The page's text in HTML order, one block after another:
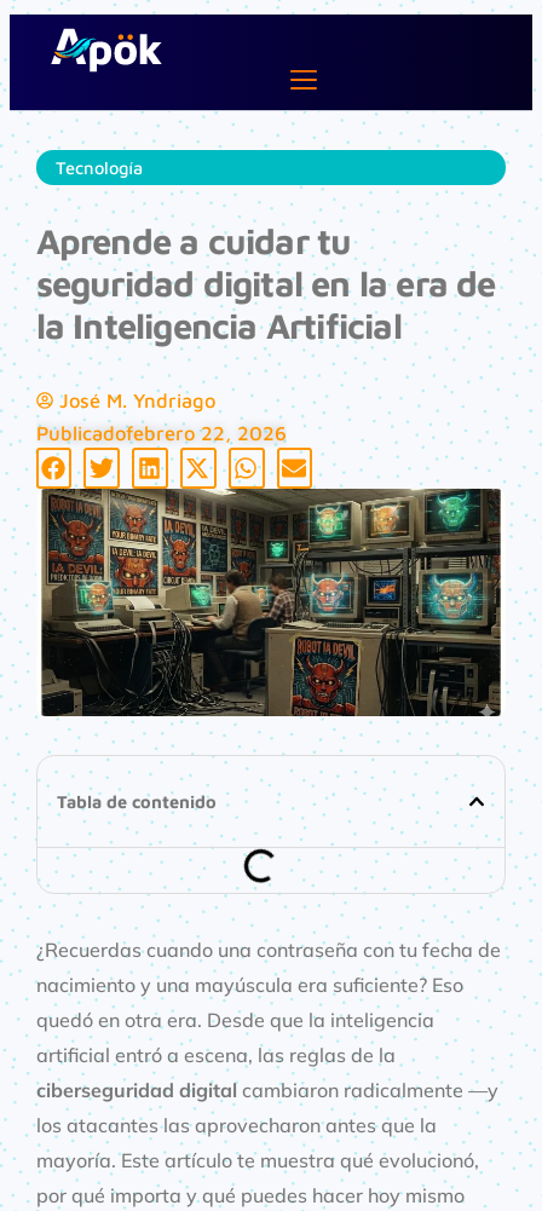
Ir
Tecnología
Aprende a cuidar tu
seguridad digital en la era de
la Inteligencia Artificial
José M. Yndriago
Publicadofebrero 22, 2026
Tabla de contenido
¿Recuerdas cuando una contraseña con tu fecha de
nacimiento y una mayúscula era suficiente? Eso
quedó en otra era. Desde que la inteligencia
artificial entró a escena, las reglas de la
ciberseguridad digitalcambiaron radicalmente —y
los atacantes las aprovecharon antes que la
mayoría. Este artículo te muestra qué evolucionó,
por qué importa y qué puedes hacer hoy mismo